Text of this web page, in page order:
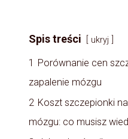
Spis treści ukryj
1 Porównanie cen
zapalenie mózgu
2 Koszt szczepionki
mózgu: co musisz